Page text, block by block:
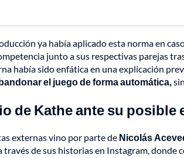
ya había aplicado esta norma en
junto a sus respectivas parejas
había sido enfática en una explicación
el juego de forma automática,
de Kathe ante su posible
externas vino por parte de Nicolás
través de sus historias en Instagram,